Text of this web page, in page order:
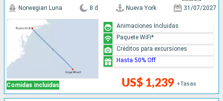
Comidas incluidas
Norwegian Luna 8 d Nueva York 31/07/2027
US$ 1,239 +Tasas
Animaciones Incluidas
Paquete WiFi*
Créditos para excursiones
Hasta 50% Off